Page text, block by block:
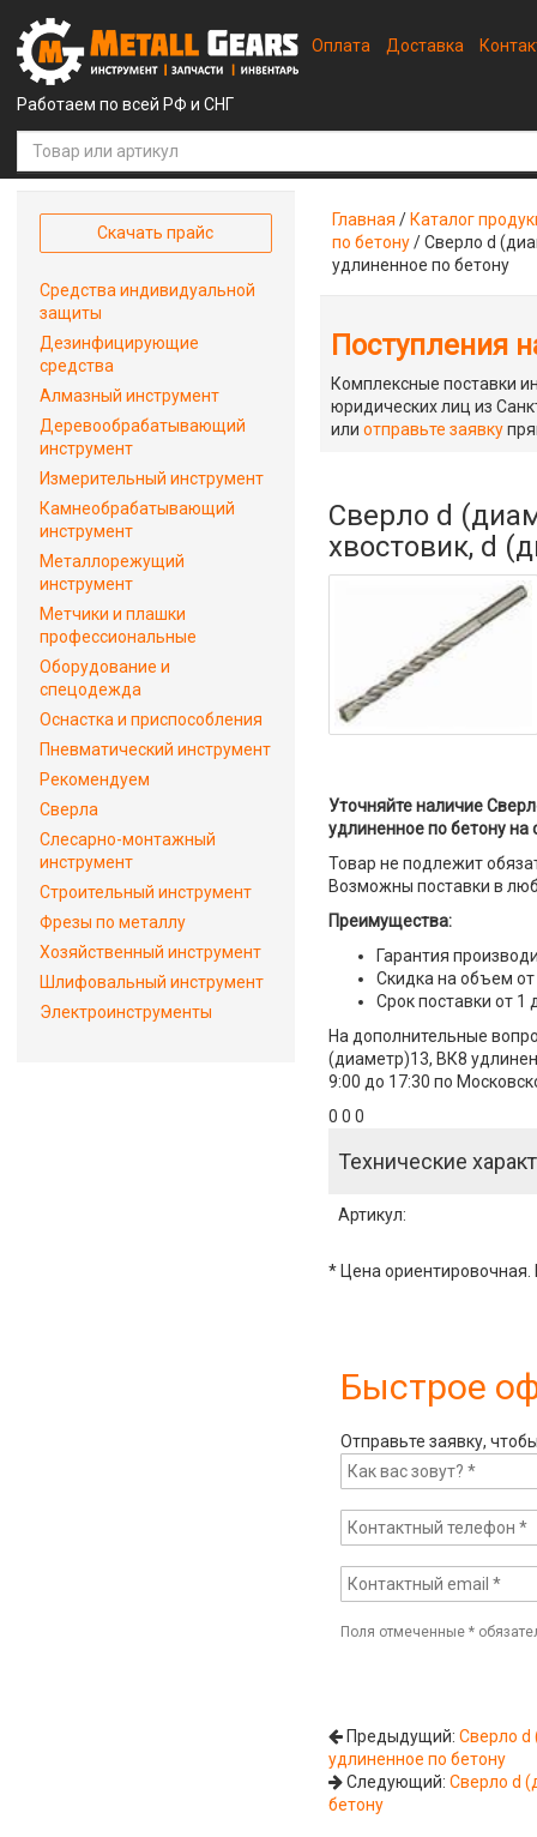
Работаем по всей РФ и СНГ
Оплата Доставка
Главная / Каталог
по бетону/Сверло d
удлиненное по бетону
Поступления
Комплексные поставки
юридических лиц из
илиотправьте заявку
Сверло d
хвостовик, d
Уточняйте наличие
удлиненное по бетону на
Товар не подлежит
Возможны поставки в
Преимущества:
Гарантия
Скидка на объем от
Срок поставки от 1
На дополнительные
(диаметр)13, ВК8
9:00 до 17:30 по
0 0 0
Технические
Артикул:
* Цена ориентировочная.
Быстрое
Отправьте заявку,
Поля отмеченные*
Предыдущий:Сверло d
удлиненное по бетону
Следующий:Сверло d
бетону
Скачать прайс
Средства индивидуальной
защиты
Дезинфицирующие
средства
Алмазный инструмент
Деревообрабатывающий
инструмент
Измерительный инструмент
Камнеобрабатывающий
инструмент
Металлорежущий
инструмент
Метчики и плашки
профессиональные
Оборудование и
спецодежда
Оснастка и приспособления
Пневматический инструмент
Рекомендуем
Сверла
Слесарно-монтажный
инструмент
Строительный инструмент
Фрезы по металлу
Хозяйственный инструмент
Шлифовальный инструмент
Электроинструменты